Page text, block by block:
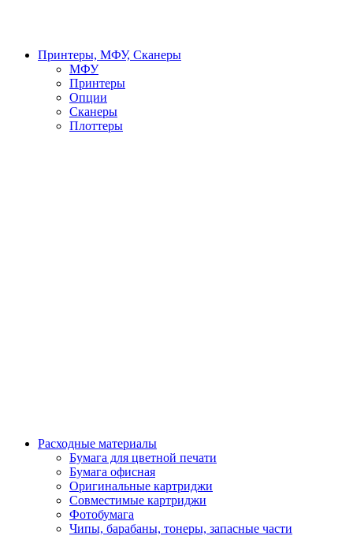
Принтеры, МФУ, Сканеры
МФУ
Принтеры
Опции
Сканеры
Плоттеры
Расходные материалы
Бумага для цветной печати
Бумага офисная
Оригинальные картриджи
Совместимые картриджи
Фотобумага
Чипы, барабаны, тонеры, запасные части